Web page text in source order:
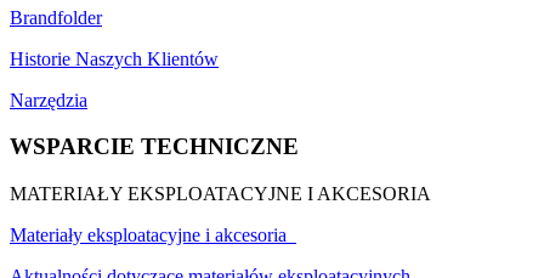
Brandfolder
Historie Naszych Klientów
Narzędzia
WSPARCIE TECHNICZNE
MATERIAŁY EKSPLOATACYJNE I AKCESORIA
Materiały eksploatacyjne i akcesoria